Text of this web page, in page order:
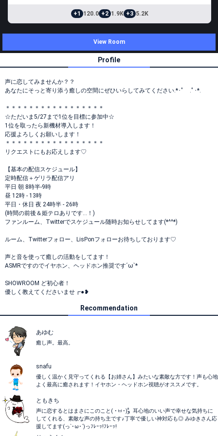
+1 120.0 +2 1.9K +3 5.2K
View Room
Profile
声に恋してみませんか？？
あなたにそっと寄り添う癒しの空間にぜひいらしてみてください.*･ﾟ .ﾟ･*.
＊＊＊＊＊＊＊＊＊＊＊＊＊＊＊＊＊
☆ただいま5/27まで1位を目標に参加中☆
1位を取ったら新機材導入します！
応援よろしくお願いします！
＊＊＊＊＊＊＊＊＊＊＊＊＊＊＊＊＊
リクエストにもお応えします♡
【基本の配信スケジュール】
定時配信＋ゲリラ配信アリ
平日 朝 8時半-9時
昼 12時 - 13時
平日・休日 夜 24時半 - 26時
(時間の前後＆姫テロありです…！)
ファンルーム、Twitterでスケジュール随時お知らせしてます(*^^*)
ルーム、Twitterフォロー、LisPonフォローお待ちしております♡
声と音を使って癒しの活動をしてます！
ASMRですのでイヤホン、ヘッドホン推奨です´ω`*
SHOWROOM ど初心者！
優しく教えてくださいませ┏●❥
Recommendation
あゆむ
癒し声。最高。
snafu
優しく温かく見守ってくれる【お姉さん】みたいな素敵な方です！声も心地
よく最高に癒されます！イヤホン・ヘッドホン視聴がオススメです。
ともきち
声に恋するとはまさにこのこと( ･ㅂ･)و ̑̑ 耳心地のいい声で幸せな気持ちに
してくれる、素敵な声の持ち主です♪丁寧で優しい神対応も◎ みゆきさん応
援してます(っ`･ω･´)っﾌﾚｰｯ!ﾌﾚｰｯ!